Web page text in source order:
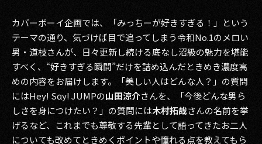
カバーボーイ企画では、「みっちーが好きすぎる！」という
テーマの通り、気づけば目で追ってしまう令和No.1のメロい
男・道枝さんが、日々更新し続ける底なし沼級の魅力を堪能
すべく、“好きすぎる瞬間”だけを詰め込んだときめき濃度高
めの内容をお届けします。「美しい人はどんな人？」の質問
にはHey! Sɑy! JUMPの山田涼介さんを、「今後どんな男ら
しさを身につけたい？」の質問には木村拓哉さんの名前を挙
げるなど、これまでも尊敬する先輩として語ってきたお二人
についても改めてときめくポイントや憧れる点を教えてもら